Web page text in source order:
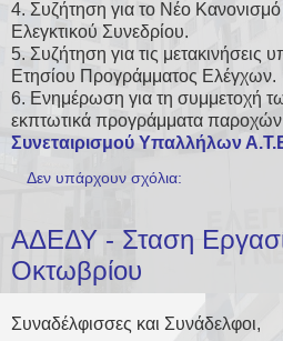
4. Συζήτηση για το Νέο Κανονισμό
Ελεγκτικού Συνεδρίου.
5. Συζήτηση για τις
Ετησίου Προγράμματος Ελέγχων.
6. Ενημέρωση για τη συμμετοχή
εκπτωτικά προγράμματα παροχών
Συνεταιρισμού Υπαλλήλων
Δεν υπάρχουν σχόλια:
ΑΔΕΔΥ - Σταση
Οκτωβρίου
Συναδέλφισσες και Συνάδελφοι,